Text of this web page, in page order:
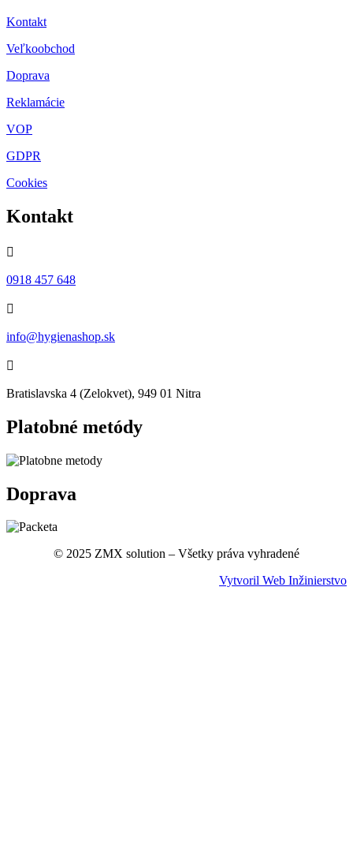
Kontakt
Veľkoobchod
Doprava
Reklamácie
VOP
GDPR
Cookies
Kontakt

0918 457 648

info@hygienashop.sk

Bratislavska 4 (Zelokvet), 949 01 Nitra
Platobné metódy
Doprava
© 2025 ZMX solution – Všetky práva vyhradené
Vytvoril Web Inžinierstvo